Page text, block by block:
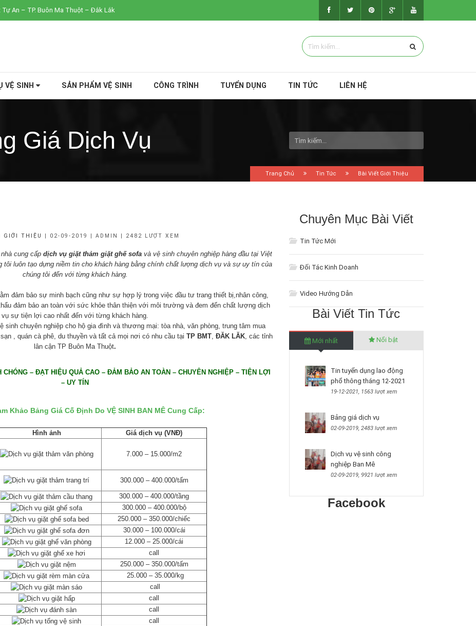
Tự An – TP. Buôn Ma Thuột – Đắk Lắk
VỆ SINH SẢN PHẨM VỆ SINH CÔNG TRÌNH TUYỂN DỤNG TIN TỨC LIÊN HỆ
Giá Dịch Vụ
Trang Chủ Tin Tức Bài Viết Giới Thiệu
GIỚI THIỆU | 02-09-2019 | ADMIN | 2482 LƯỢT XEM
nhà cung cấpdịch vụ giặt thảm giặt ghế sofa và vệ sinh chuyên nghiệp hàng đầu tại Việt
tôi luôn tạo dựng niềm tin cho khách hàng bằng chính chất lượng dịch vụ và sự uy tín của
chúng tôi đến với từng khách hàng.
đảm bảo sự minh bạch cũng như sự hợp lý trong việc đầu tư trang thiết bị,nhân công,
đảm bảo an toàn với sức khỏe thân thiện với môi trường và đem đến chất lượng dịch
vụ sự tiện lợi cao nhất đến với từng khách hàng.
sinh chuyên nghiệp cho hộ gia đình và thương mại: tòa nhà, văn phòng, trung tâm mua
, quán cà phê, du thuyền và tất cả mọi nơi có nhu cầu tại TP BMT, ĐĂK LĂK, các tỉnh
lân cận TP Buôn Ma Thuột.
CHÓNG – ĐẠT HIỆU QUẢ CAO – ĐẢM BẢO AN TOÀN – CHUYÊN NGHIỆP – TIỆN LỢI
– UY TÍN
Khảo Bảng Giá Cố Định Do VỆ SINH BAN MÊ Cung Cấp:
Hình ảnh Giá dịch vụ (VNĐ)
7.000 – 15.000/m2
300.000 – 400.000/tấm
300.000 – 400.000/tầng
300.000 – 400.000/bộ
250.000 – 350.000/chiếc
30.000 – 100.000/cái
12.000 – 25.000/cái
call
250.000 – 350.000/tấm
25.000 – 35.000/kg
call
call
call
call
Chuyên Mục Bài Viết
Tin Tức Mới
Đối Tác Kinh Doanh
Video Hướng Dẫn
Bài Viết Tin Tức
Mới nhất Nổi bật
Tin tuyển dụng lao động
phổ thông tháng 12-2021
19-12-2021, 1563 lượt xem
Bảng giá dịch vụ
02-09-2019, 2483 lượt xem
Dịch vụ vệ sinh công
nghiệp Ban Mê
02-09-2019, 9921 lượt xem
Facebook